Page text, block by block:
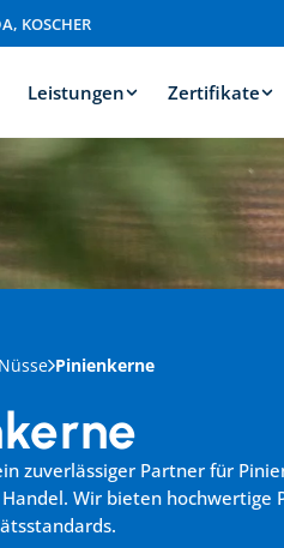
KOSCHER
Leistungen Zertifikate
Nüsse Pinienkerne
zuverlässiger Partner für
Wir bieten hochwertige